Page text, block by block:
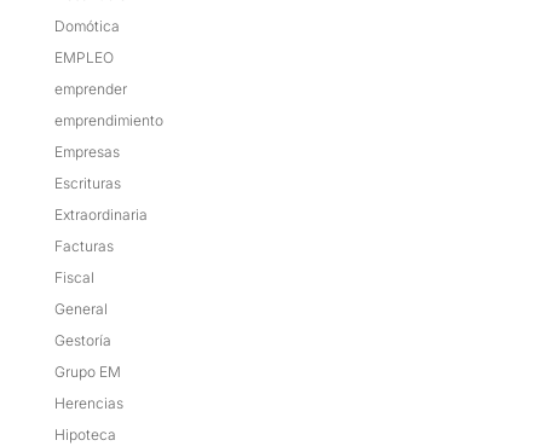
Domótica
EMPLEO
emprender
emprendimiento
Empresas
Escrituras
Extraordinaria
Facturas
Fiscal
General
Gestoría
Grupo EM
Herencias
Hipoteca